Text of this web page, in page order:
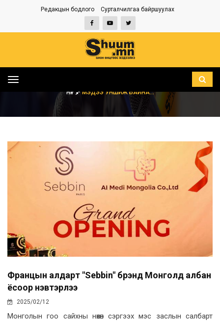
Редакцын бодлого Сурталчилгаа байршуулах
Toggle
НҮҮР МЭДЭЭ УНШИЖ БАЙНА...
Францын алдарт "Sebbin" брэнд Монголд албан
ёсоор нэвтэрлээ
2025/02/12
Монголын гоо сайхны нөхөн сэргээх мэс заслын салбарт